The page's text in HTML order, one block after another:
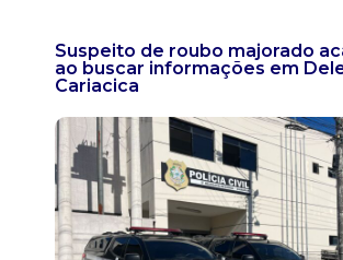
Suspeito de roubo majorado
ao buscar informações em
Cariacica